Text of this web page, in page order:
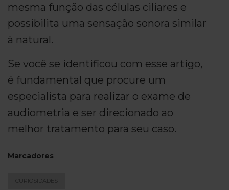
mesma função das células ciliares e
possibilita uma sensação sonora similar
à natural.
Se você se identificou com esse artigo,
é fundamental que procure um
especialista para realizar o exame de
audiometria e ser direcionado ao
melhor tratamento para seu caso.
Marcadores
CURIOSIDADES